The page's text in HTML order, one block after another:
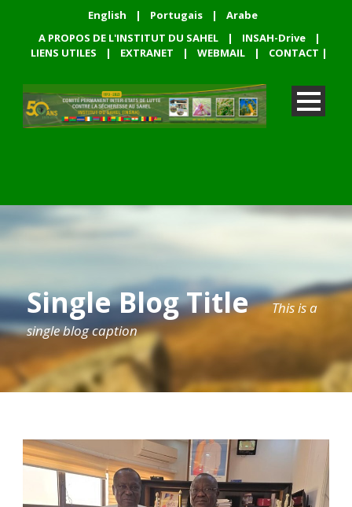
English | Portugais |
Arabe
A PROPOS DE L'INSTITUT DU SAHEL
| INSAH-Drive
|
LIENS UTILES
| EXTRANET | WEBMAIL | CONTACT |
Single Blog Title
This is a
single blog caption